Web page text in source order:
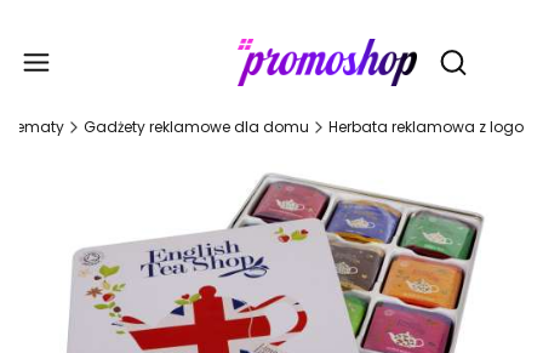
Otwórz
Tematy Gadżety reklamowe dla domu Herbata reklamowa z logo